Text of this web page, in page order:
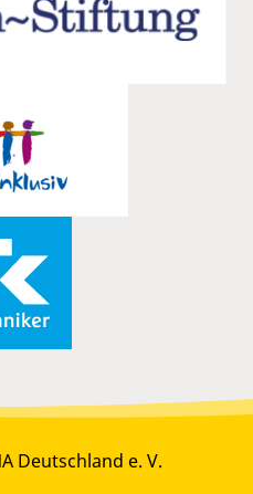
Deutschland e. V.